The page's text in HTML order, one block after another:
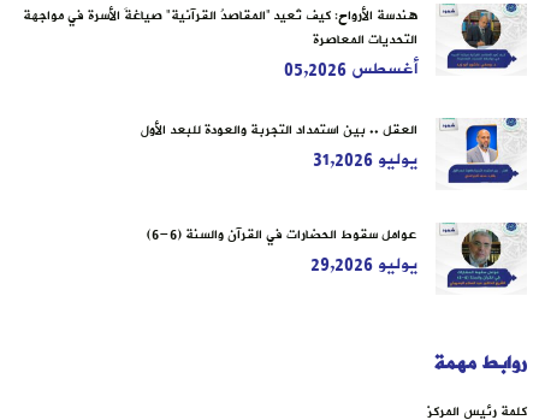
هندسة الأرواح: كيف تُعيد “المقاصدُ القرآنية” صياغةَ الأسرة في مواجهة
التحديات المعاصرة
أغسطس 05,2026
العقل .. بين استمداد التجربة والعودة للبعد الأول
يوليو 31,2026
عوامل سقوط الحضارات في القرآن والسنة (6-6)
يوليو 29,2026
روابط مهمة
كلمة رئيس المركز